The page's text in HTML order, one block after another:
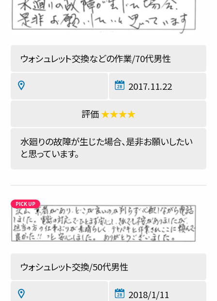
ウォシュレット交換などの作業/70代男性
2017.11.22
★★★★
水廻りの故障が生じた場合、是非お願いしたい
と思っています。
ウォシュレット交換/50代男性
2018/1/11